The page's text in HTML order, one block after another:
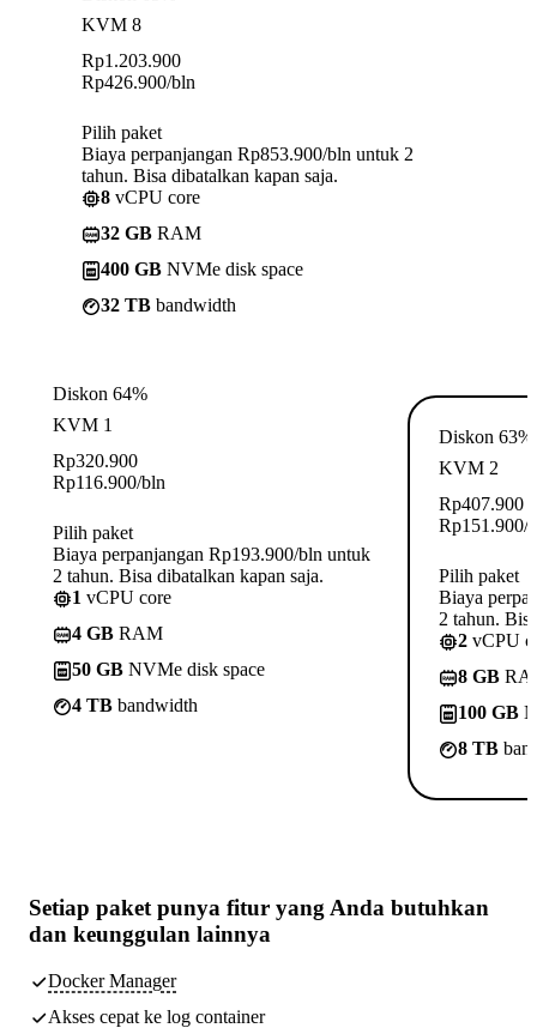
KVM 8
Rp1.203.900
Rp426.900/bln
Pilih paket
Biaya perpanjangan Rp853.900/bln untuk 2
tahun. Bisa dibatalkan kapan saja.
8 vCPU core
32 GB RAM
400 GB NVMe disk space
32 TB bandwidth
Diskon 64%
KVM 1
Rp320.900
Rp116.900/bln
Pilih paket
Biaya perpanjangan Rp193.900/bln untuk
2 tahun. Bisa dibatalkan kapan saja.
1 vCPU core
4 GB RAM
50 GB NVMe disk space
4 TB bandwidth
Diskon 63%
KVM 2
Rp407.900
Rp151.900/
Pilih paket
Biaya
2 tahun.
2 vCPU
8 GB
100 GB
8 TB
Setiap paket punya fitur yang Anda butuhkan
dan keunggulan lainnya
Docker Manager
Akses cepat ke log container